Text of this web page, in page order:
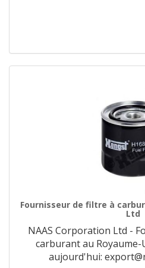
Fournisseur de filtre à
Ltd
NAAS Corporation Ltd -
carburant au Royaume-
aujourd'hui: